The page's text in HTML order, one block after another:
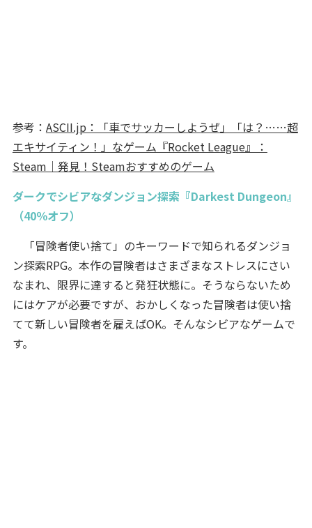
参考： ASCII.jp：「車でサッカーしようぜ」「は？……超
エキサイティン！」なゲーム『Rocket League』：
Steam｜発見！Steamおすすめのゲーム
ダークでシビアなダンジョン探索『Darkest Dungeon』
（40％オフ）
「冒険者使い捨て」のキーワードで知られるダンジョ
ン探索RPG。本作の冒険者はさまざまなストレスにさい
なまれ、限界に達すると発狂状態に。そうならないため
にはケアが必要ですが、おかしくなった冒険者は使い捨
てて新しい冒険者を雇えばOK。そんなシビアなゲームで
す。